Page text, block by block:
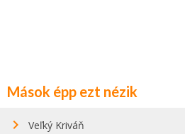
Mások épp ezt nézik
Veľký Kriváň